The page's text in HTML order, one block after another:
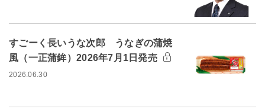
すごーく長いうな次郎 うなぎの蒲焼
風（一正蒲鉾）2026年7月1日発売
2026.06.30